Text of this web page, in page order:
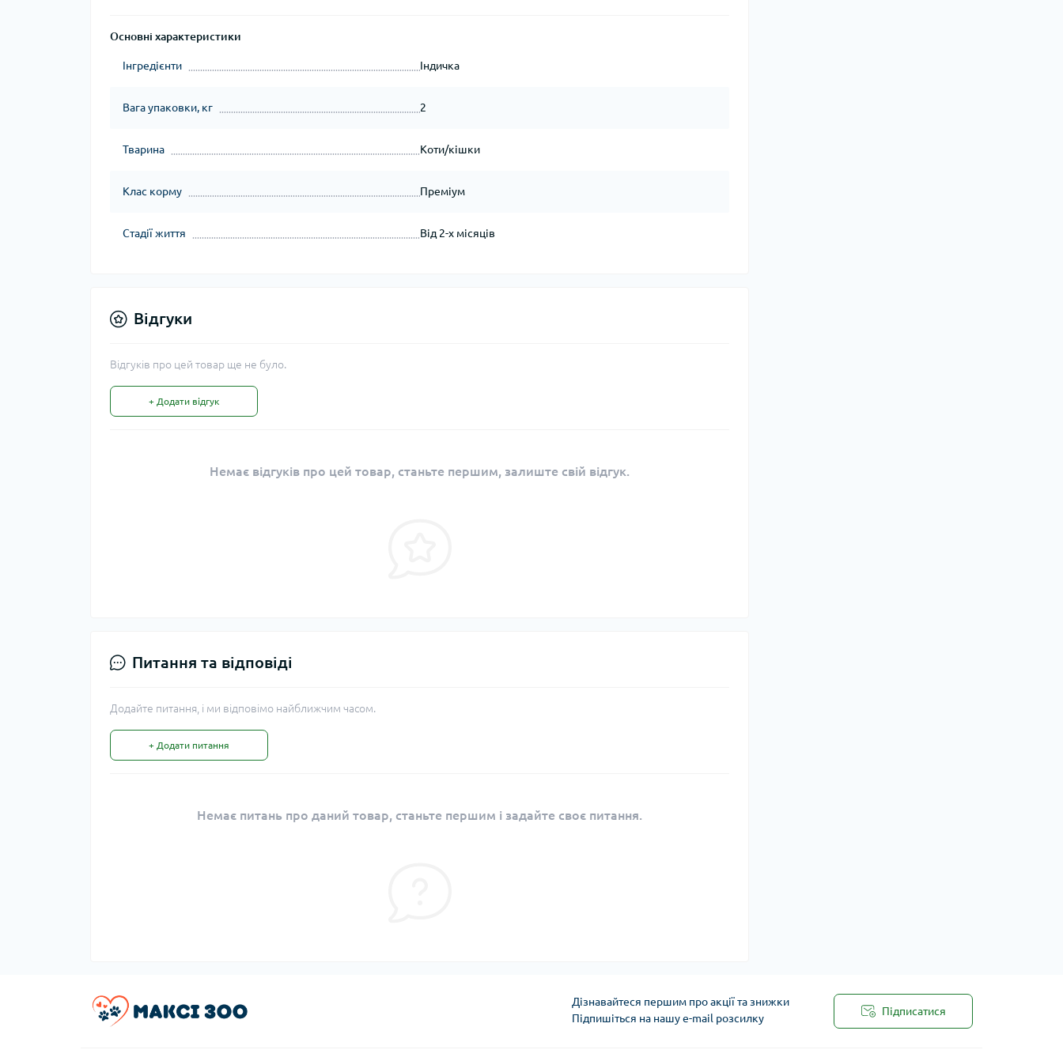
Основні характеристики
Інгредієнти Індичка
Вага упаковки, кг 2
Тварина Коти/кішки
Клас корму Преміум
Стадії життя Від 2-х місяців
Відгуки
Відгуків про цей товар ще не було.
+ Додати відгук
Немає відгуків про цей товар, станьте першим, залиште свій відгук.
Питання та відповіді
Додайте питання, і ми відповімо найближчим часом.
+ Додати питання
Немає питань про даний товар, станьте першим і задайте своє питання.
Дізнавайтеся першим про акції та знижки
Підпишіться на нашу e-mail розсилку
Підписатися